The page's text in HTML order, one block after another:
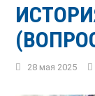
28 мая 2025